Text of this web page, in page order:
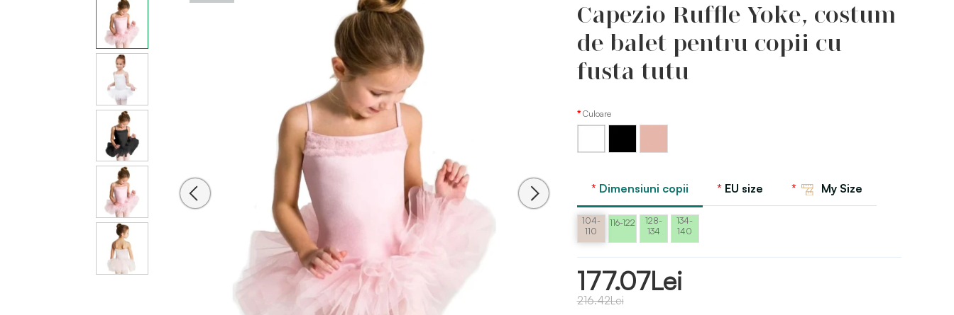
Capezio Ruffle Yoke, costum
de balet pentru copii cu
fusta tutu
Culoare
Dimensiuni copii EU size My Size
104-
110
116-122
128-
134
134-
140
177.07Lei
216.42Lei